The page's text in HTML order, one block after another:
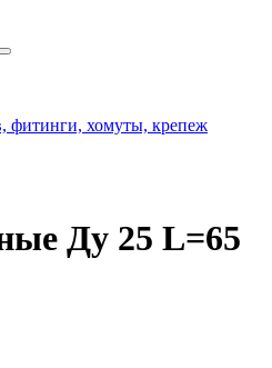
фитинги, хомуты, крепеж
Ду 25 L=65